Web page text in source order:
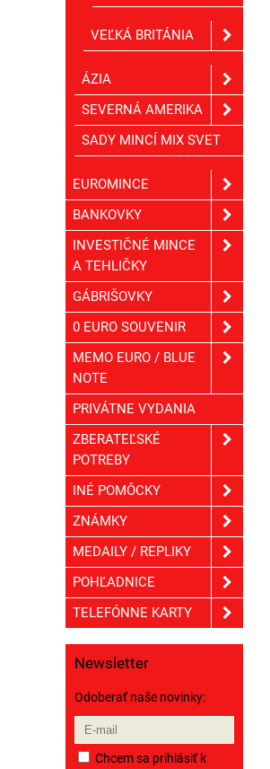
VEĽKÁ BRITÁNIA
ÁZIA
SEVERNÁ AMERIKA
SADY MINCÍ MIX SVET
EUROMINCE
BANKOVKY
INVESTIČNÉ MINCE
A TEHLIČKY
GÁBRIŠOVKY
0 EURO SOUVENIR
MEMO EURO / BLUE
NOTE
PRIVÁTNE VYDANIA
ZBERATEĽSKÉ
POTREBY
INÉ POMÔCKY
ZNÁMKY
MEDAILY / REPLIKY
POHĽADNICE
TELEFÓNNE KARTY
Newsletter
Odoberať naše novinky:
Chcem sa prihlásiť k